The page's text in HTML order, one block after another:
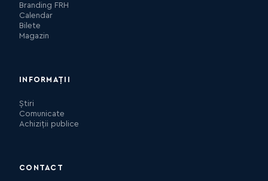
Branding FRH
Calendar
Bilete
Magazin
INFORMAȚII
Știri
Comunicate
Achiziții publice
CONTACT